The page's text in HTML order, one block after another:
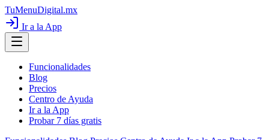
TuMenuDigital.mx
Ir a la App
Funcionalidades
Blog
Precios
Centro de Ayuda
Ir a la App
Probar 7 días gratis